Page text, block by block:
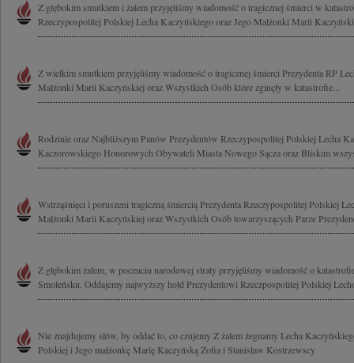
Z głębokim smutkiem i żalem przyjęliśmy wiadomość o tragicznej śmierci w
Rzeczypospolitej Polskiej Lecha Kaczyńskiego oraz Jego Małżonki Marii
Z wielkim smutkiem przyjęliśmy wiadomość o tragicznej śmierci Prezydenta RP
Małżonki Marii Kaczyńskiej oraz Wszystkich Osób które zginęły w katastrofie...
Rodzinie oraz Najbliższym Panów Prezydentów Rzeczypospolitej Polskiej Lecha
Kaczorowskiego Honorowych Obywateli Miasta Nowego Sącza oraz Bliskim
Wstrząśnięci i poruszeni tragiczną śmiercią Prezydenta Rzeczypospolitej Polskiej
Małżonki Marii Kaczyńskiej oraz Wszystkich Osób towarzyszących Parze
Z głębokim żalem, w poczuciu narodowej straty przyjęliśmy wiadomość o
Smoleńsku. Oddajemy najwyższy hołd Prezydentowi Rzeczpospolitej Polskiej
Nie znajdujemy słów, by oddać to, co czujemy Z żalem żegnamy Lecha
Polskiej i Jego małżonkę Marię Kaczyńską Zofia i Stanisław Kostrzewscy